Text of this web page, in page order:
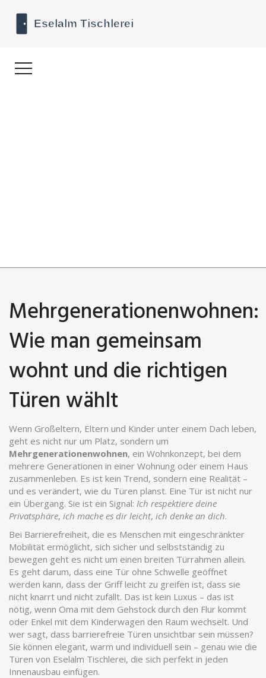
Mehrgenerationenwohnen:
Wie man gemeinsam
wohnt und die richtigen
Türen wählt
Wenn Großeltern, Eltern und Kinder unter einem Dach leben,
geht es nicht nur um Platz, sondern um
Mehrgenerationenwohnen, ein Wohnkonzept, bei dem
mehrere Generationen in einer Wohnung oder einem Haus
zusammenleben. Es ist kein Trend, sondern eine Realität –
und es verändert, wie du Türen planst. Eine Tür ist nicht nur
ein Übergang. Sie ist ein Signal: Ich respektiere deine
Privatsphäre, ich mache es dir leicht, ich denke an dich.
Bei Barrierefreiheit, die es Menschen mit eingeschränkter
Mobilität ermöglicht, sich sicher und selbstständig zu
bewegen geht es nicht um einen breiten Türrahmen allein.
Es geht darum, dass eine Tür ohne Schwelle geöffnet
werden kann, dass der Griff leicht zu greifen ist, dass sie
nicht knarrt und nicht zufällt. Das ist kein Luxus – das ist
nötig, wenn Oma mit dem Gehstock durch den Flur kommt
oder Enkel mit dem Kinderwagen den Raum wechselt. Und
wer sagt, dass barrierefreie Türen unsichtbar sein müssen?
Sie können elegant, warm und individuell sein – genau wie die
Türen von Eselalm Tischlerei, die sich perfekt in jeden
Innenausbau einfügen.